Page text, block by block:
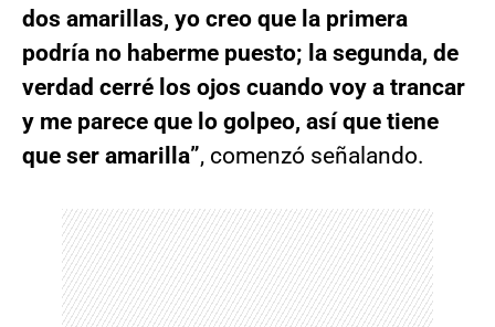
dos amarillas, yo creo que la primera
podría no haberme puesto; la segunda, de
verdad cerré los ojos cuando voy a trancar
y me parece que lo golpeo, así que tiene
que ser amarilla”, comenzó señalando.